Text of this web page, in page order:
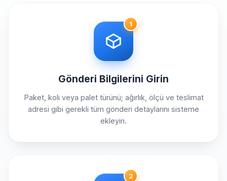
1
Gönderi Bilgilerini Girin
Paket, koli veya palet türünü; ağırlık, ölçü ve teslimat
adresi gibi gerekli tüm gönderi detaylarını sisteme
ekleyin.
2